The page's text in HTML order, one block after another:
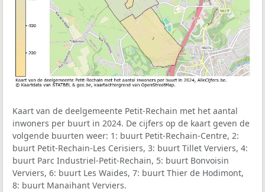
Kaart van de deelgemeente Petit-Rechain met het aantal
inwoners per buurt in 2024. De cijfers op de kaart geven de
volgende buurten weer: 1: buurt Petit-Rechain-Centre, 2:
buurt Petit-Rechain-Les Cerisiers, 3: buurt Tillet Verviers, 4:
buurt Parc Industriel-Petit-Rechain, 5: buurt Bonvoisin
Verviers, 6: buurt Les Waides, 7: buurt Thier de Hodimont,
8: buurt Manaihant Verviers.